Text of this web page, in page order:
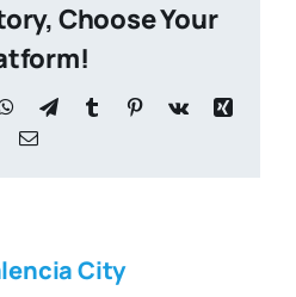
Choose Your
WhatsApp
TelegramTumblr Pinterest
Vk
Xing
Correo
City